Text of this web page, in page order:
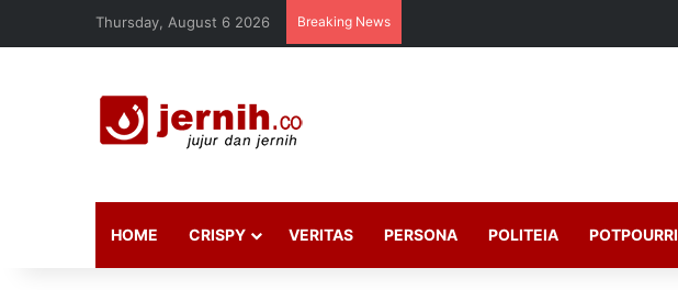
Thursday, August 6 2026 Breaking News
HOME CRISPY VERITAS PERSONA POLITEIA POTPOURRI